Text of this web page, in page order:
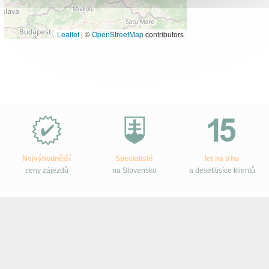
Leaflet | ©OpenStreetMapcontributors
Slovensko.cz?
Nejvýhodnější
ceny zájezdů
Specialisté
na Slovensko
let na trhu
a desetitisíce klientů